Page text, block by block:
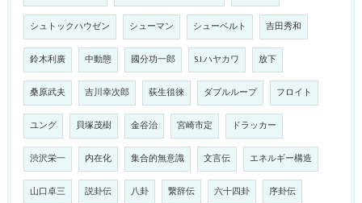
シュトックハウゼン シューマン シューベルト 吉田秀和
鈴木利廣 中動態 國分功一郎 S.I.ハヤカワ 放下
桑原武夫 吉川幸次郎 荻生徂徠 ダブルループ フロイト
ユング 貝塚茂樹 金谷治 宮崎市定 ドラッカー
渋沢栄一 内在化 集合的無意識 文言伝 エネルギー構造
山口卓三 説卦伝 八卦 繋辞伝 六十四卦 序卦伝